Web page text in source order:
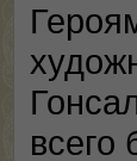
всего